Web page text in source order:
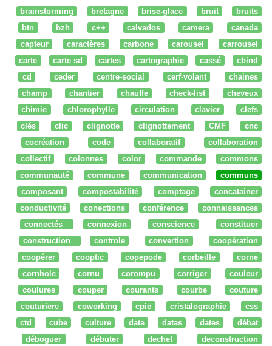
brainstorming
bretagne brise-glace bruit
bruits
btn
bzh c++ calvados camera
canada
capteur
caractères carbone carousel
carrousel
carte
carte sd cartes cartographie cassé
cbind
cd
ceder centre-social cerf-volant
chaines
champ
chantier chauffe check-list
cheveux
chimie
chlorophylle circulation clavier
clefs
clés
clic clignotte clignottement CMF
cnc
cocréation
code collaboratif
collaboration
collectif
colonnes color commande
commons
communauté
commune communication
communs
composant
compostabilité comptage
concatainer
conductivité
conections conférence
connaissances
connectés
connexion conscience
constituer
construction
controle convertion
coopération
coopérer
cooptic copepode corbeille
corne
cornhole
cornu corompu corriger
couleur
coulures
couper courants courbe
couture
couturiere
coworking cpie cristalographie
css
ctd
cube culture data datas dates
débat
déboguer
débuter dechet
deconstruction